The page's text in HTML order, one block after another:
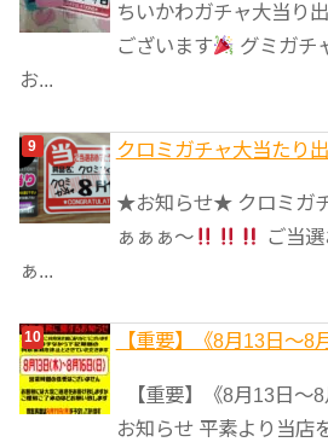
ちいかわガチャ大当り
ございます
グミガチ
お...
クロミガチャ大当たり
★お知らせ★ クロミガ
ぁぁぁ～
ご当
ぁ...
【重要】《8月13日～8
【重要】《8月13日～
お知らせ 平素より当店